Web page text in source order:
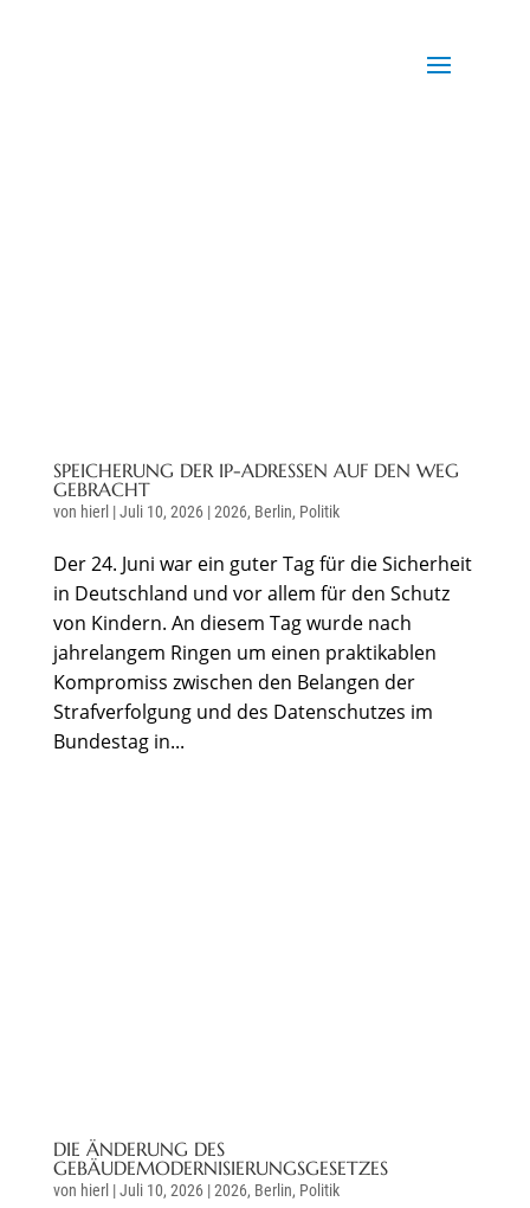
SPEICHERUNG DER IP-ADRESSEN AUF DEN WEG
GEBRACHT
von hierl |Juli 10, 2026|2026, Berlin, Politik
Der 24. Juni war ein guter Tag für die Sicherheit
in Deutschland und vor allem für den Schutz
von Kindern. An diesem Tag wurde nach
jahrelangem Ringen um einen praktikablen
Kompromiss zwischen den Belangen der
Strafverfolgung und des Datenschutzes im
Bundestag in...
DIE ÄNDERUNG DES
GEBÄUDEMODERNISIERUNGSGESETZES
von hierl |Juli 10, 2026|2026, Berlin, Politik